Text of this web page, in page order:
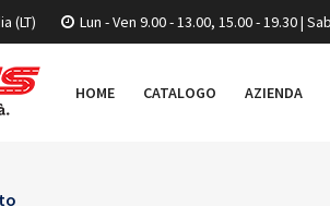
(LT) Lun - Ven 9.00 - 13.00, 15.00 - 19.30 |
HOME CATALOGO AZIENDA